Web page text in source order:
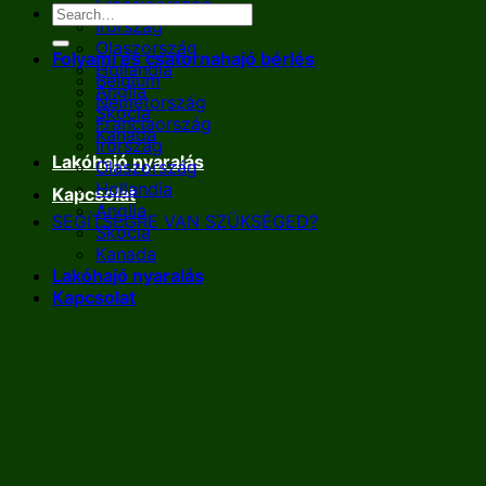
Franciaország
Írország
Olaszország
Hollandia
Anglia
Skócia
Kanada
Lakóhajó nyaralás
Kapcsolat
SEGÍTSÉGRE VAN SZÜKSÉGED?
Folyami és csatornahajó bérlés
Belgium
Németország
Franciaország
Írország
Olaszország
Hollandia
Anglia
Skócia
Kanada
Lakóhajó nyaralás
Kapcsolat